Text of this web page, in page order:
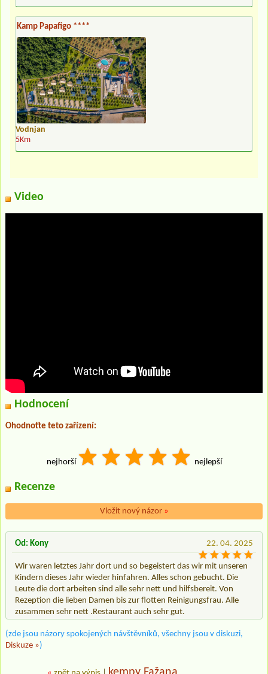
Kamp Papafigo ****
Vodnjan
5Km
Video
Hodnocení
Ohodnoťte teto zařízení:
nejhorší nejlepší
Recenze
Vložit nový názor »
22. 04. 2025
Od: Kony
Wir waren letztes Jahr dort und so begeistert das wir mit unseren
Kindern dieses Jahr wieder hinfahren. Alles schon gebucht. Die
Leute die dort arbeiten sind alle sehr nett und hilfsbereit. Von
Rezeption die lieben Damen bis zur flotten Reinigungsfrau. Alle
zusammen sehr nett .Restaurant auch sehr gut.
(zde jsou názory spokojených návštěvníků, všechny jsou v diskuzi,
Diskuze »)